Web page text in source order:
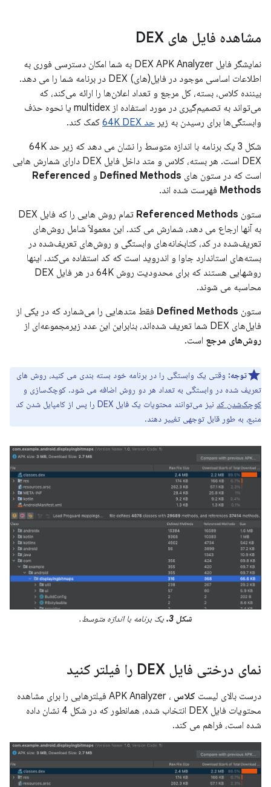
مشاهده فایل های DEX
نمایشگر فایل DEX APK Analyzer به شما امکان دسترسی فوری به
اطلاعات اساسی موجود در فایل(های) DEX در برنامه شما را می دهد.
بیننده کلاس، بسته، کل مرجع و تعداد اعلان‌ها را ارائه می‌کند، که
می‌تواند به تصمیم‌گیری در مورد استفاده از multidex یا نحوه حذف
وابستگی‌ها برای رسیدن به زیر حد 64K DEX
کمک کند.
شکل 3 یک برنامه با اندازه متوسط ​​را نشان می دهد که زیر حد 64K
DEX است. هر بسته، کلاس و متد داخل فایل DEX دارای شمارش هایی
است که در ستون های Defined Methods و Referenced
Methods فهرست شده اند.
ستون Referenced Methods
تمام روش هایی را که فایل DEX
به آنها ارجاع می دهد، شمارش می کند. این معمولاً شامل روش‌های
تعریف‌شده در کد، کتابخانه‌های وابستگی و روش‌های تعریف‌شده در
بسته‌های استاندارد جاوا و اندروید است که کد استفاده می‌کند. اینها
روشهایی هستند که برای محدودیت روش 64K در هر فایل DEX
محاسبه می شوند.
ستون Defined Methods فقط متدهایی را می‌شمارد که در یکی از
فایل‌های DEX شما تعریف شده‌اند، بنابراین این عدد زیرمجموعه‌ای از
روش‌های مرجع است.
توجه: وقتی یک وابستگی را در برنامه خود بسته بندی می کنید، روش های
تعریف شده در وابستگی به تعداد هر دو روش اضافه می شود. کوچک‌سازی و
کوچک‌شدن کد
نیز می‌توانند محتویات یک فایل DEX را پس از کامپایل شدن کد
منبع، به طور قابل توجهی تغییر دهند.
شکل 3. یک برنامه با اندازه متوسط.
نمای درختی فایل DEX را فیلتر کنید
درست بالای لیست کلاس
، APK Analyzer فیلترهایی را برای مشاهده
محتویات فایل DEX انتخاب شده، همانطور که در شکل 4 نشان داده
شده است، فراهم می کند.